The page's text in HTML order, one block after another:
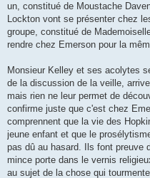
un, constitué de Moustache
Lockton vont se présenter chez
groupe, constitué de
rendre chez Emerson pour la
Monsieur Kelley et ses acolytes
de la discussion de la veille,
mais rien ne leur permet de
confirme juste que c'est chez
comprennent que la vie des
jeune enfant et que le
pas dû au hasard. Ils font preuve
mince porte dans le vernis
au sujet de la chose qui